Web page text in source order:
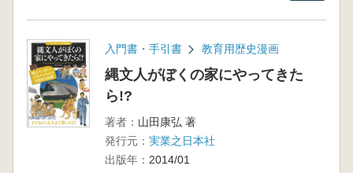
入門書・手引書 教育用歴史漫画
縄文人がぼくの家にやってきた
ら!?
著者： 山田康弘 著
発行元： 実業之日本社
出版年： 2014/01